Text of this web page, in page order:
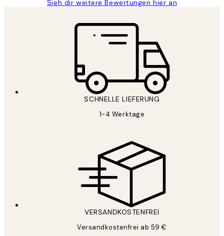
Sieh dir weitere Bewertungen hier an
SCHNELLE LIEFERUNG
1-4 Werktage
VERSANDKOSTENFREI
Versandkostenfrei ab 59 €